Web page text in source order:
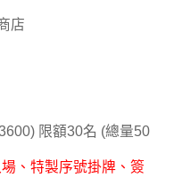
店
限額30名 (總量50
、特製序號掛牌、簽